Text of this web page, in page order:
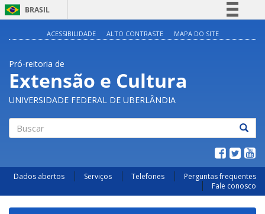
BRASIL
Acesso à informação
Legislação
Canais
ACESSIBILIDADE ALTO CONTRASTE MAPA DO SITE
Pró-reitoria de
Extensão e Cultura
UNIVERSIDADE FEDERAL DE UBERLÂNDIA
Dados abertos Serviços Telefones
Perguntas frequentes
Fale conosco